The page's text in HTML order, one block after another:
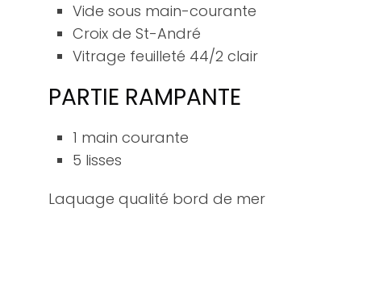
Vide sous main-courante
Croix de St-André
Vitrage feuilleté 44/2 clair
PARTIE RAMPANTE
1 main courante
5 lisses
Laquage qualité bord de mer